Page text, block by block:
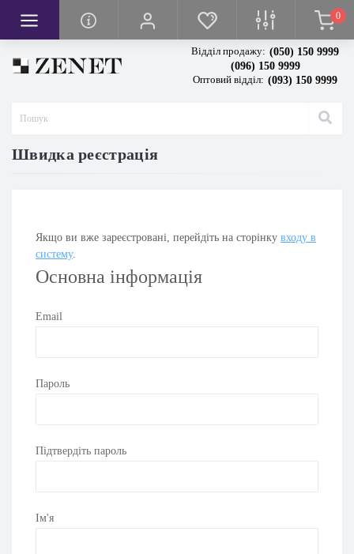
висоти
пістолети)
0
Відділ продажу: (050) 150 9999
(096) 150 9999
Оптовий відділ: (093) 150 9999
Швидка реєстрація
Якщо ви вже зареєстровані, перейдіть на сторінку входу в
систему.
Основна інформація
Email
Пароль
Підтвердіть пароль
Ім'я